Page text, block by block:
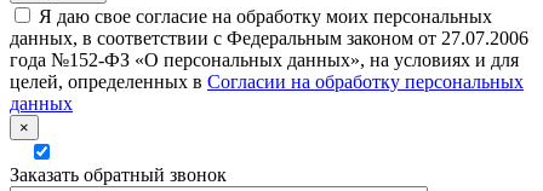
Я даю свое согласие на обработку моих персональных
данных, в соответствии с Федеральным законом от 27.07.2006
года №152-ФЗ «О персональных данных», на условиях и для
целей, определенных в Согласии на обработку персональных
данных
×
Заказать обратный звонок